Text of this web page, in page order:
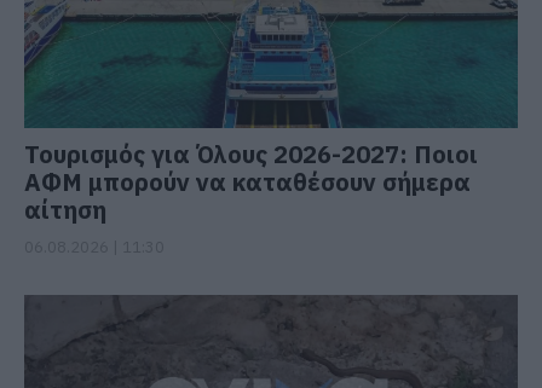
Τουρισμός για Όλους 2026-2027: Ποιοι
ΑΦΜ μπορούν να καταθέσουν σήμερα
αίτηση